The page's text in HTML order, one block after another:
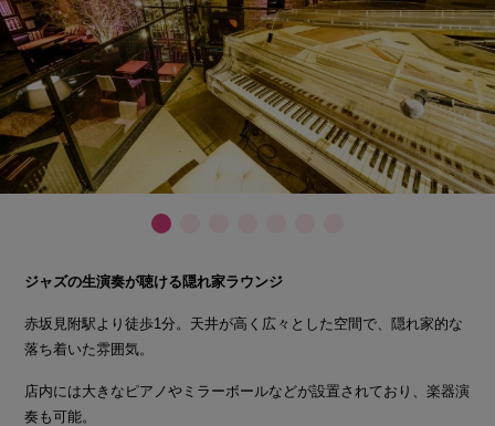
ジャズの生演奏が聴ける隠れ家ラウンジ
赤坂見附駅より徒歩1分。天井が高く広々とした空間で、隠れ家的な
落ち着いた雰囲気。
店内には大きなピアノやミラーボールなどが設置されており、楽器演
奏も可能。